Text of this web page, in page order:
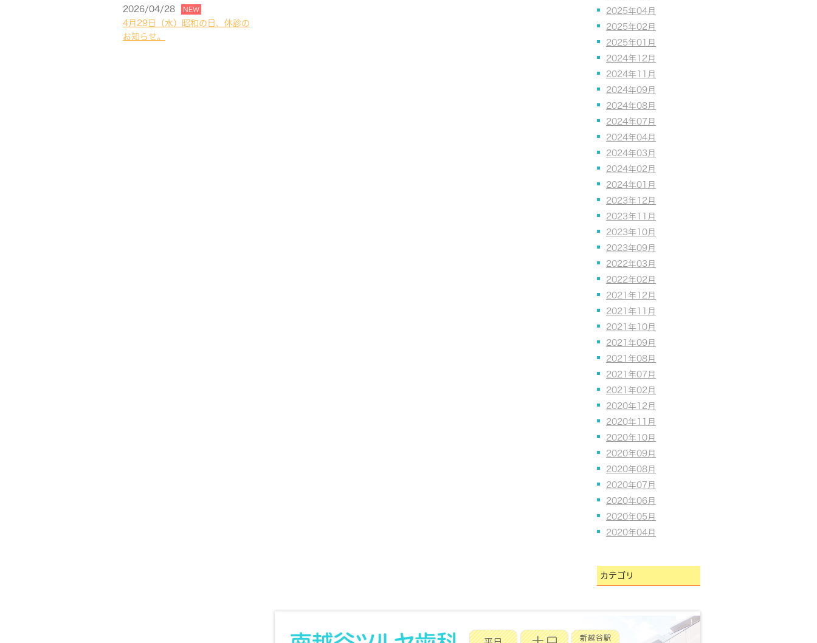
2025年04月
2025年02月
2025年01月
2024年12月
2024年11月
2024年09月
2024年08月
2024年07月
2024年04月
2024年03月
2024年02月
2024年01月
2023年12月
2023年11月
2023年10月
2023年09月
2022年03月
2022年02月
2021年12月
2021年11月
2021年10月
2021年09月
2021年08月
2021年07月
2021年02月
2020年12月
2020年11月
2020年10月
2020年09月
2020年08月
2020年07月
2020年06月
2020年05月
2020年04月
カテゴリ
2026/04/28 NEW
4月29日（水）昭和の日、休診の
お知らせ。